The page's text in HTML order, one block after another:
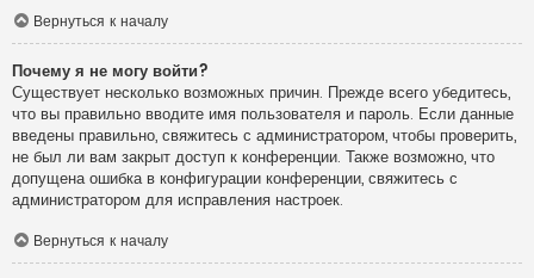
Вернуться к началу
Почему я не могу войти?
Существует несколько возможных причин. Прежде всего убедитесь,
что вы правильно вводите имя пользователя и пароль. Если данные
введены правильно, свяжитесь с администратором, чтобы проверить,
не был ли вам закрыт доступ к конференции. Также возможно, что
допущена ошибка в конфигурации конференции, свяжитесь с
администратором для исправления настроек.
Вернуться к началу